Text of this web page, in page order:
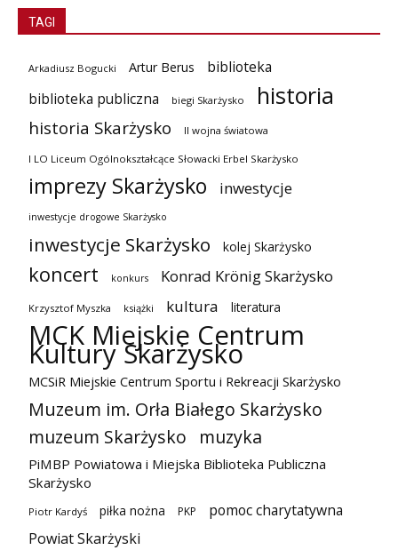
TAGI
Arkadiusz Bogucki Artur Berus
biblioteka
biblioteka publiczna
biegi Skarżysko historia
historia Skarżysko II wojna światowa
I LO Liceum Ogólnokształcące Słowacki Erbel Skarżysko
imprezy Skarżysko inwestycje
inwestycje drogowe Skarżysko
inwestycje Skarżysko kolej Skarżysko
koncert konkurs Konrad Krönig Skarżysko
Krzysztof Myszka książki kultura literatura
MCK Miejskie Centrum
Kultury Skarżysko
MCSiR Miejskie Centrum Sportu i Rekreacji Skarżysko
Muzeum im. Orła Białego Skarżysko
muzeum Skarżysko
muzyka
PiMBP Powiatowa i Miejska Biblioteka Publiczna
Skarżysko
Piotr Kardyś piłka nożna PKP
pomoc charytatywna
Powiat Skarżyski